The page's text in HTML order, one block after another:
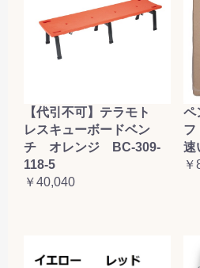
【代引不可】テラモト
レスキューボードベン
チ オレンジ BC-309-
118-5
￥40,040
ペ
速